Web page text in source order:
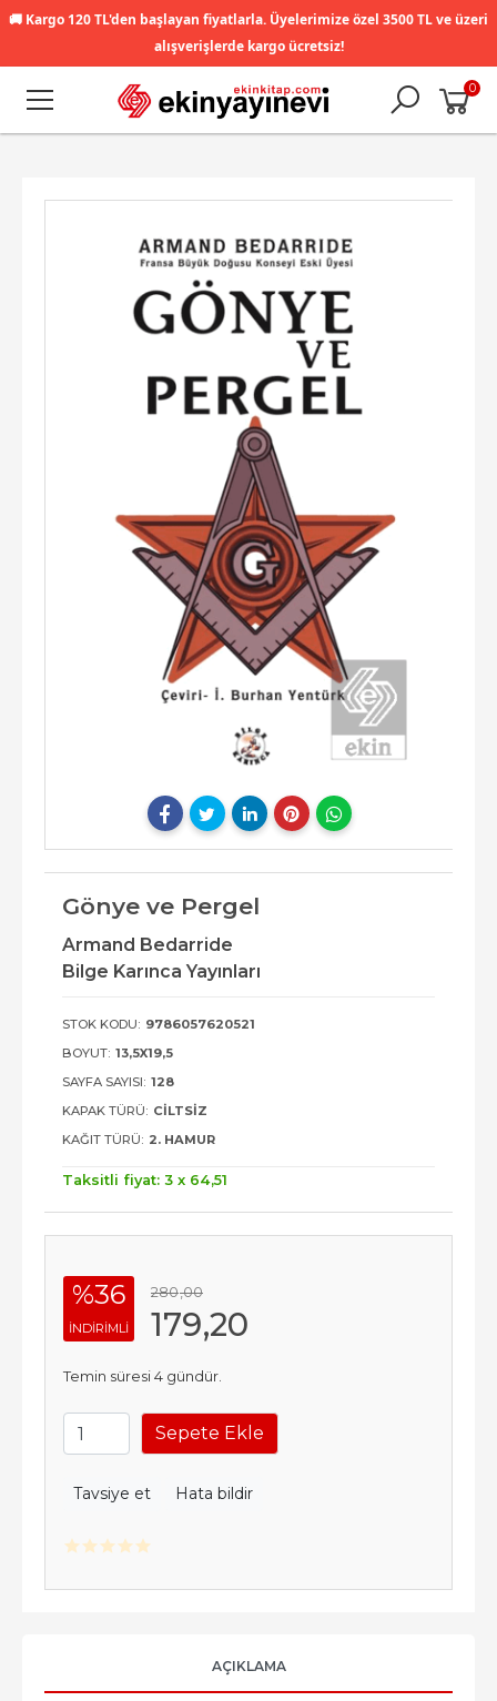
🚚 Kargo 120 TL'den başlayan fiyatlarla. Üyelerimize özel 3500 TL ve üzeri
alışverişlerde kargo ücretsiz!
0
Gönye ve Pergel
Armand Bedarride
Bilge Karınca Yayınları
STOK KODU: 9786057620521
BOYUT: 13,5X19,5
SAYFA SAYISI: 128
KAPAK TÜRÜ: CILTSIZ
KAĞIT TÜRÜ: 2. HAMUR
Taksitli fiyat: 3 x 64,51
%36
INDIRIMLI
280,00
179,20
Temin süresi 4 gündür.
Sepete Ekle
Tavsiye et Hata bildir
AÇIKLAMA